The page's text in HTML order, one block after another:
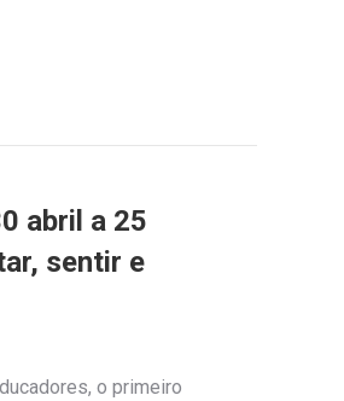
abril a 25
sentir e
o primeiro